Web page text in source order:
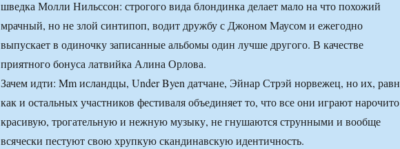
шведка Молли Нильссон: строгого вида блондинка делает мало на что похожий
мрачный, но не злой синтипоп, водит дружбу с Джоном Маусом и ежегодно
выпускает в одиночку записанные альбомы один лучше другого. В качестве
приятного бонуса латвийка Алина Орлова.
Зачем идти: Mm исландцы, Under Byen датчане, Эйнар Стрэй норвежец, но их,
как и остальных участников фестиваля объединяет то, что все они играют нарочито
красивую, трогательную и нежную музыку, не гнушаются струнными и вообще
всячески пестуют свою хрупкую скандинавскую идентичность.